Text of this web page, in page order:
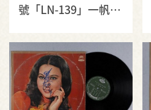
號「LN-139」一帆、
集《太空歌唱集》10
吋塑膠唱片